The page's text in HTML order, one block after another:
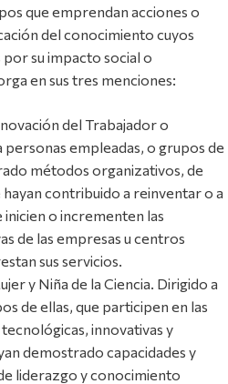
que emprendan acciones o
del conocimiento cuyos
su impacto social o
en sus tres menciones:
del Trabajador o
empleadas, o grupos de
métodos organizativos, de
contribuido a reinventar o a
o incrementen las
de las empresas u centros
sus servicios.
y Niña de la Ciencia. Dirigido a
de ellas, que participen en las
innovativas y
demostrado capacidades y
liderazgo y conocimiento